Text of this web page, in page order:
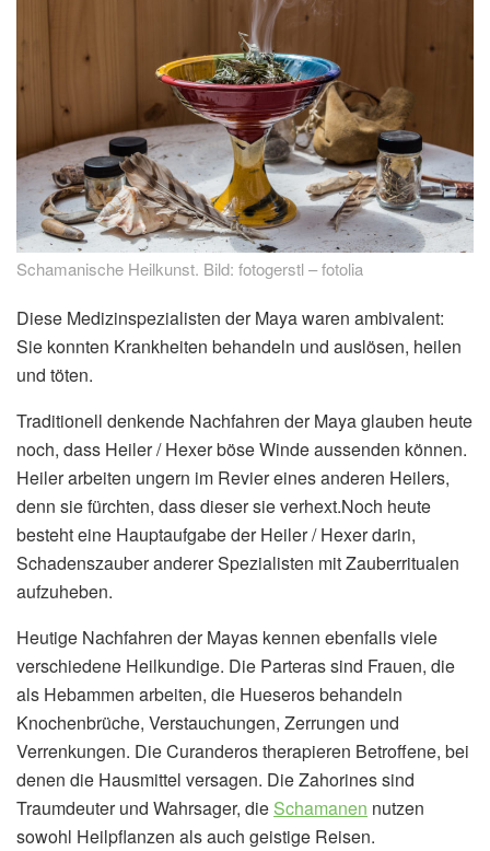
Schamanische Heilkunst. Bild: fotogerstl – fotolia
Diese Medizinspezialisten der Maya waren ambivalent:
Sie konnten Krankheiten behandeln und auslösen, heilen
und töten.
Traditionell denkende Nachfahren der Maya glauben heute
noch, dass Heiler / Hexer böse Winde aussenden können.
Heiler arbeiten ungern im Revier eines anderen Heilers,
denn sie fürchten, dass dieser sie verhext.Noch heute
besteht eine Hauptaufgabe der Heiler / Hexer darin,
Schadenszauber anderer Spezialisten mit Zauberritualen
aufzuheben.
Heutige Nachfahren der Mayas kennen ebenfalls viele
verschiedene Heilkundige. Die Parteras sind Frauen, die
als Hebammen arbeiten, die Hueseros behandeln
Knochenbrüche, Verstauchungen, Zerrungen und
Verrenkungen. Die Curanderos therapieren Betroffene, bei
denen die Hausmittel versagen. Die Zahorines sind
Traumdeuter und Wahrsager, die Schamanen nutzen
sowohl Heilpflanzen als auch geistige Reisen.